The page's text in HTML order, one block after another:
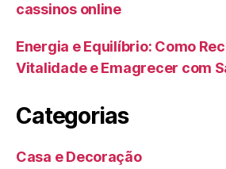
cassinos online
Energia e Equilíbrio: Como
Vitalidade e Emagrecer com
Categorias
Casa e Decoração